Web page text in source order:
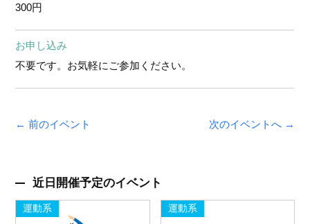
300円
お申し込み
不要です。お気軽にご参加ください。
← 前のイベント 次のイベントへ →
近日開催予定のイベント
運動系 運動系